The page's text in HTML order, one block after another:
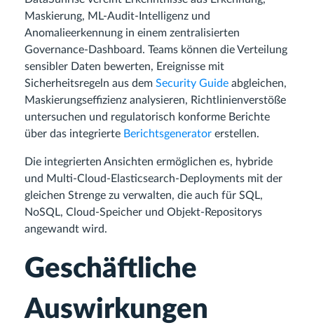
Maskierung, ML-Audit-Intelligenz und
Anomalieerkennung in einem zentralisierten
Governance-Dashboard. Teams können die Verteilung
sensibler Daten bewerten, Ereignisse mit
Sicherheitsregeln aus dem Security Guide abgleichen,
Maskierungseffizienz analysieren, Richtlinienverstöße
untersuchen und regulatorisch konforme Berichte
über das integrierte Berichtsgenerator erstellen.
Die integrierten Ansichten ermöglichen es, hybride
und Multi-Cloud-Elasticsearch-Deployments mit der
gleichen Strenge zu verwalten, die auch für SQL,
NoSQL, Cloud-Speicher und Objekt-Repositorys
angewandt wird.
Geschäftliche
Auswirkungen